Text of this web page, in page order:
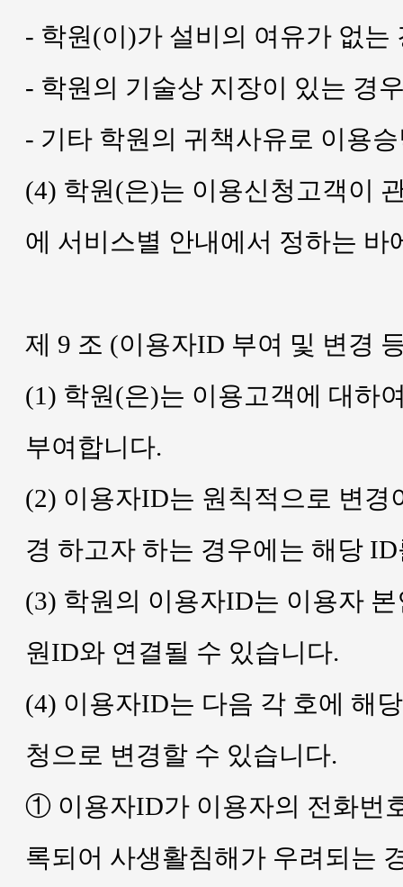
- 학원(이)가 설비의 여유가 없는
- 학원의 기술상 지장이 있는 경
- 기타 학원의 귀책사유로 이용
(4) 학원(은)는 이용신청고객이
에 서비스별 안내에서 정하는
제 9 조 (이용자ID 부여 및 변경
(1) 학원(은)는 이용고객에 대하
부여합니다.
(2) 이용자ID는 원칙적으로 변
경 하고자 하는 경우에는 해당
(3) 학원의 이용자ID는 이용자
원ID와 연결될 수 있습니다.
(4) 이용자ID는 다음 각 호에 해
청으로 변경할 수 있습니다.
① 이용자ID가 이용자의 전화번
록되어 사생활침해가 우려되는